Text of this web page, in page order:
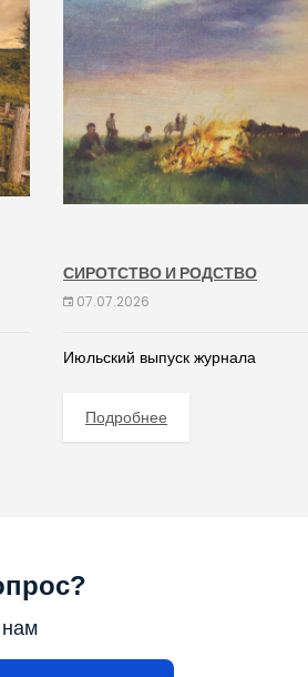
СИРОТСТВО И РОДСТВО
07.07.2026
Июльский выпуск журнала
Подробнее